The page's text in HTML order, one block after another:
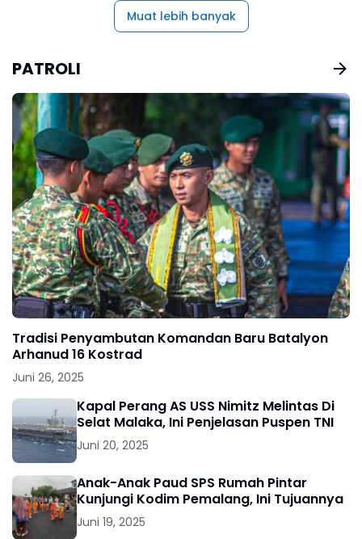
Muat lebih banyak
PATROLI
Tradisi Penyambutan Komandan Baru Batalyon
Arhanud 16 Kostrad
Juni 26, 2025
Kapal Perang AS USS Nimitz Melintas Di
Selat Malaka, Ini Penjelasan Puspen TNI
Juni 20, 2025
Anak-Anak Paud SPS Rumah Pintar
Kunjungi Kodim Pemalang, Ini Tujuannya
Juni 19, 2025